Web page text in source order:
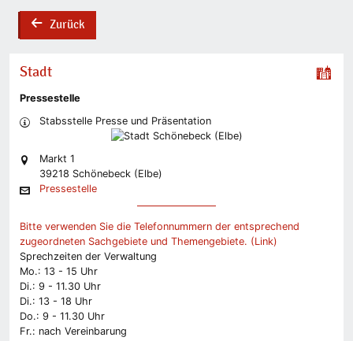
backZurück
Stadt
Pressestelle
Stabsstelle Presse und Präsentation
Markt 1
39218 Schönebeck (Elbe)
Pressestelle
Bitte verwenden Sie die Telefonnummern der entsprechend
zugeordneten Sachgebiete und Themengebiete. (Link)
Sprechzeiten der Verwaltung
Mo.: 13 - 15 Uhr
Di.: 9 - 11.30 Uhr
Di.: 13 - 18 Uhr
Do.: 9 - 11.30 Uhr
Fr.: nach Vereinbarung